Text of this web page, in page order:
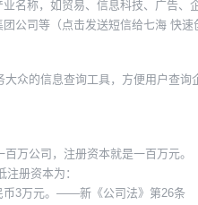
名称，如贸易、信息科技、广告、
公司等（点击发送短信给七海 快速
众的信息查询工具，方便用户查
万公司，注册资本就是一百万元。
册资本为：
币3万元。——新《公司法》第26条